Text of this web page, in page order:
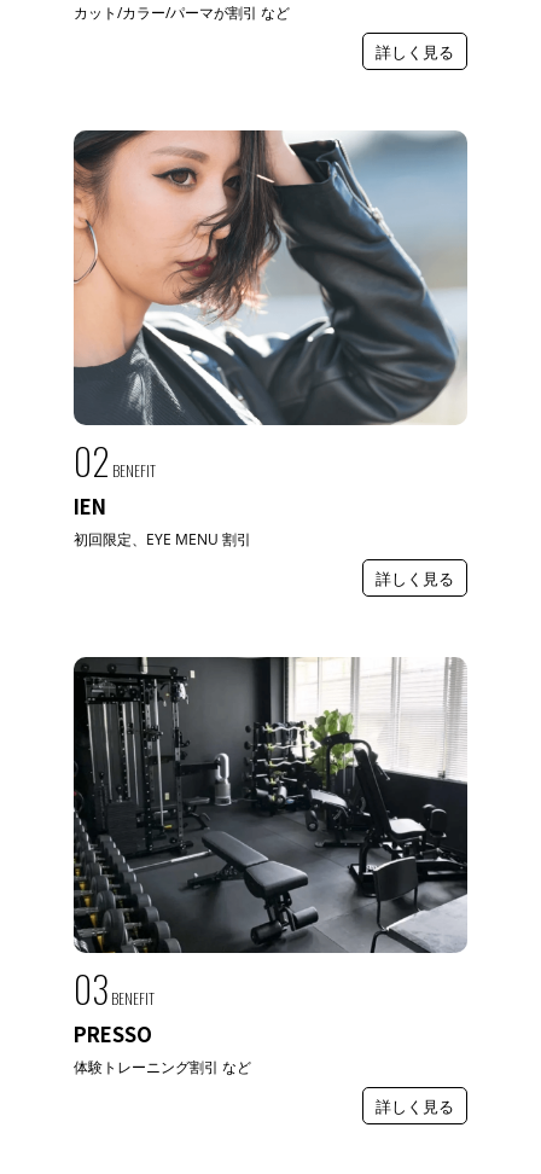
カット/カラー/パーマが割引 など
詳しく見る
02 BENEFIT
IEN
初回限定、EYE MENU 割引
詳しく見る
03 BENEFIT
PRESSO
体験トレーニング割引 など
詳しく見る